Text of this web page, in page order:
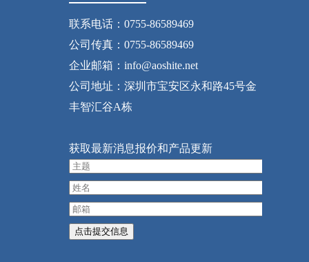
联系电话：0755-86589469
公司传真：0755-86589469
企业邮箱：info@aoshite.net
公司地址：深圳市宝安区永和路45号金
丰智汇谷A栋
获取最新消息报价和产品更新